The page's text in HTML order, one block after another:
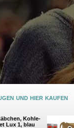
und hier kaufen
Kohle-
Lux 1, blau